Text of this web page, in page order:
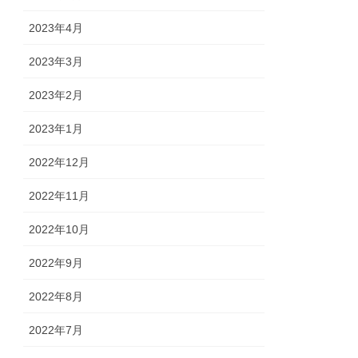
2023年4月
2023年3月
2023年2月
2023年1月
2022年12月
2022年11月
2022年10月
2022年9月
2022年8月
2022年7月